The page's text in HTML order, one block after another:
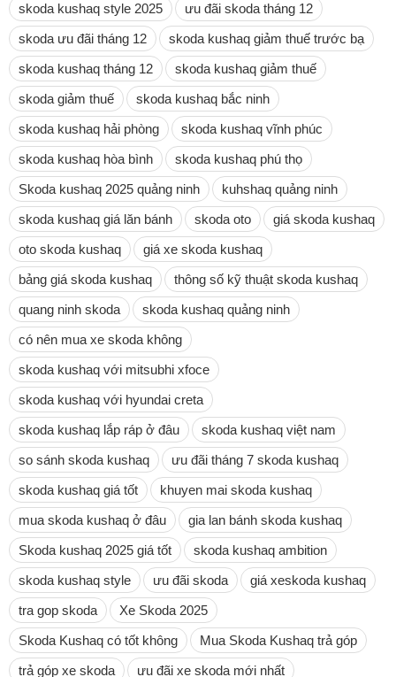
skoda kushaq style 2025
ưu đãi skoda tháng 12
skoda ưu đãi tháng 12
skoda kushaq giảm thuế trước bạ
skoda kushaq tháng 12
skoda kushaq giảm thuế
skoda giảm thuế
skoda kushaq bắc ninh
skoda kushaq hải phòng
skoda kushaq vĩnh phúc
skoda kushaq hòa bình
skoda kushaq phú thọ
Skoda kushaq 2025 quảng ninh
kuhshaq quảng ninh
skoda kushaq giá lăn bánh
skoda oto
giá skoda kushaq
oto skoda kushaq
giá xe skoda kushaq
bảng giá skoda kushaq
thông số kỹ thuật skoda kushaq
quang ninh skoda
skoda kushaq quảng ninh
có nên mua xe skoda không
skoda kushaq với mitsubhi xfoce
skoda kushaq với hyundai creta
skoda kushaq lắp ráp ở đâu
skoda kushaq việt nam
so sánh skoda kushaq
ưu đãi tháng 7 skoda kushaq
skoda kushaq giá tốt
khuyen mai skoda kushaq
mua skoda kushaq ở đâu
gia lan bánh skoda kushaq
Skoda kushaq 2025 giá tốt
skoda kushaq ambition
skoda kushaq style
ưu đãi skoda
giá xeskoda kushaq
tra gop skoda
Xe Skoda 2025
Skoda Kushaq có tốt không
Mua Skoda Kushaq trả góp
trả góp xe skoda
ưu đãi xe skoda mới nhất